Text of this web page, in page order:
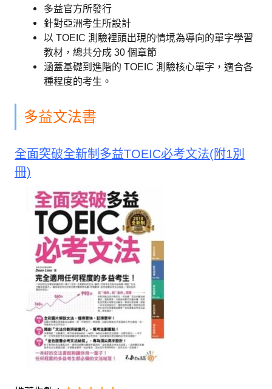
多益官方所發行
針對亞洲考生所設計
以 TOEIC 測驗裡頭出現的情境為導向的單字學習
教材，總共分成 30 個章節
涵蓋基礎到進階的 TOEIC 測驗核心單字，適合各
種程度的考生。
多益文法書
全面突破全新制多益TOEIC必考文法(附1別
冊)